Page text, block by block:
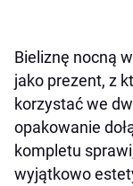
Bieliznę nocną
jako prezent, z
korzystać we
opakowanie
kompletu
wyjątkowo